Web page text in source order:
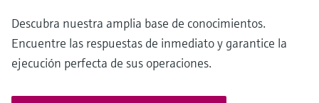
Descubra nuestra amplia base de conocimientos.
Encuentre las respuestas de inmediato y garantice la
ejecución perfecta de sus operaciones.